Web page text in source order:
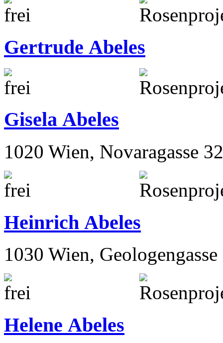
Gertrude Abeles
Gisela Abeles
1020 Wien, Novaragasse
Heinrich Abeles
1030 Wien,
Helene Abeles